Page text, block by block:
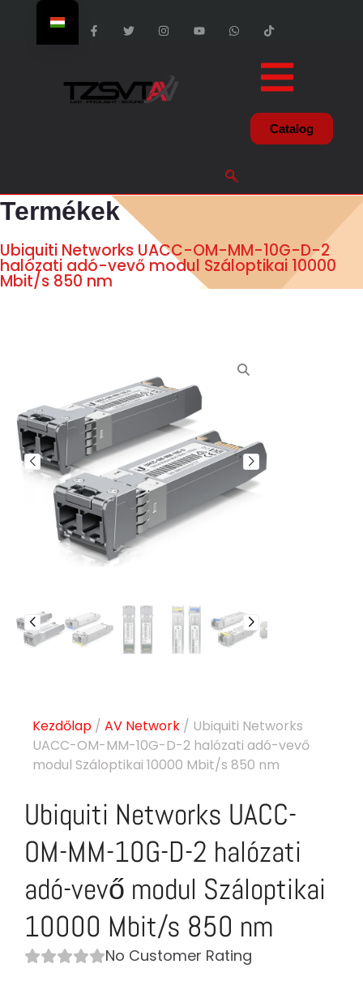
Catalog
Termékek
Ubiquiti Networks UACC-OM-MM-10G-D-2
halózati adó-vevő modul Száloptikai 10000
Mbit/s 850 nm
Kezdőlap / AV Network / Ubiquiti Networks
UACC-OM-MM-10G-D-2 halózati adó-vevő
modul Száloptikai 10000 Mbit/s 850 nm
Ubiquiti Networks UACC-
OM-MM-10G-D-2 halózati
adó-vevő modul Száloptikai
10000 Mbit/s 850 nm
No Customer Rating